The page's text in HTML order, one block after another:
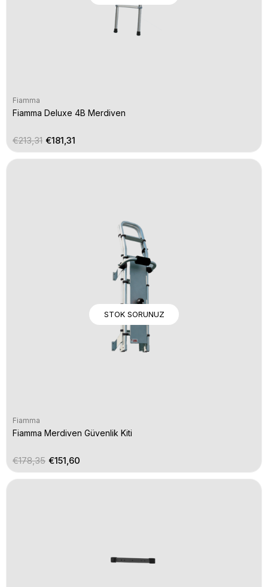
Fiamma
Fiamma Deluxe 4B Merdiven
€181,31
€213,31
STOK SORUNUZ
Fiamma
Fiamma Merdiven Güvenlik Kiti
€151,60
€178,35